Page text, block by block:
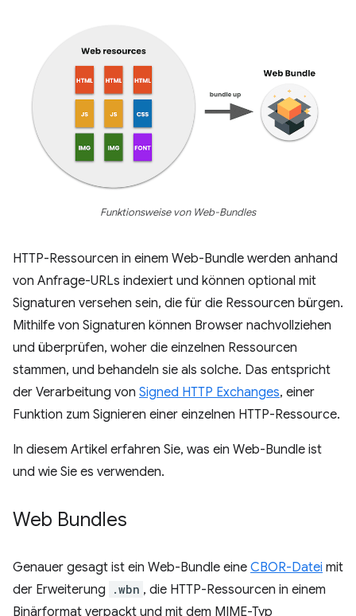
Funktionsweise von Web-Bundles
HTTP-Ressourcen in einem Web-Bundle werden anhand
von Anfrage-URLs indexiert und können optional mit
Signaturen versehen sein, die für die Ressourcen bürgen.
Mithilfe von Signaturen können Browser nachvollziehen
und überprüfen, woher die einzelnen Ressourcen
stammen, und behandeln sie als solche. Das entspricht
der Verarbeitung von Signed HTTP Exchanges, einer
Funktion zum Signieren einer einzelnen HTTP-Ressource.
In diesem Artikel erfahren Sie, was ein Web-Bundle ist
und wie Sie es verwenden.
Web Bundles
Genauer gesagt ist ein Web-Bundle eine CBOR-Datei mit
der Erweiterung
.wbn , die HTTP-Ressourcen in einem
Binärformat verpackt und mit dem MIME-Typ